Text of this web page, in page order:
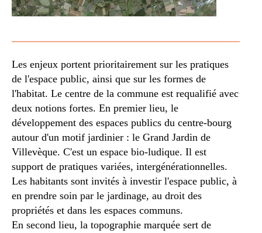
Les enjeux portent prioritairement sur les pratiques
de l'espace public, ainsi que sur les formes de
l'habitat. Le centre de la commune est requalifié avec
deux notions fortes. En premier lieu, le
développement des espaces publics du centre-bourg
autour d'un motif jardinier : le Grand Jardin de
Villevèque. C'est un espace bio-ludique. Il est
support de pratiques variées, intergénérationnelles.
Les habitants sont invités à investir l'espace public, à
en prendre soin par le jardinage, au droit des
propriétés et dans les espaces communs.
En second lieu, la topographie marquée sert de